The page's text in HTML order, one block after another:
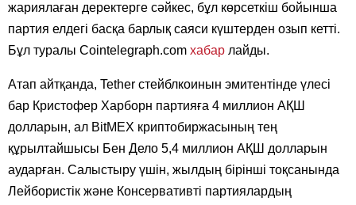
жариялаған деректерге сәйкес, бұл көрсеткіш бойынша
партия елдегі басқа барлық саяси күштерден озып кетті.
Бұл туралы Cointelegraph.com хабар лайды.
Атап айтқанда, Tether стейблкоинын эмитентінде үлесі
бар Кристофер Харборн партияға 4 миллион АҚШ
долларын, ал BitMEX криптобиржасының тең
құрылтайшысы Бен Дело 5,4 миллион АҚШ долларын
аударған. Салыстыру үшін, жылдың бірінші тоқсанында
Лейбористік және Консервативті партиялардың